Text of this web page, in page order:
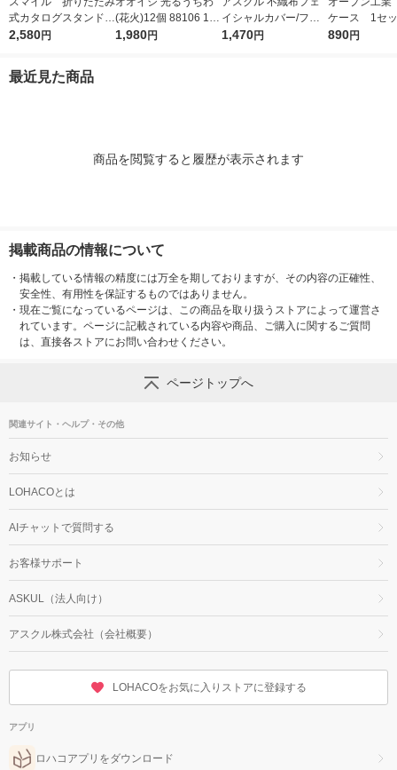
式カタログスタンド
組立式 A4三折 1セ
2,580円
(花火)12個 88106 1袋
(12個入)
1,980円
イシャルカバー/フェ
イスカバー オリジナ
1,470円
ケース 1セ
種9本入）
890円
最近見た商品
商品を閲覧すると履歴が表示されます
掲載商品の情報について
・ 掲載している情報の精度には万全を期しておりますが、その内容の正確性、
安全性、有用性を保証するものではありません。
・ 現在ご覧になっているページは、この商品を取り扱うストアによって運営さ
れています。ページに記載されている内容や商品、ご購入に関するご質問
は、直接各ストアにお問い合わせください。
ページトップへ
関連サイト・ヘルプ・その他
お知らせ
LOHACOとは
AIチャットで質問する
お客様サポート
ASKUL（法人向け）
アスクル株式会社（会社概要）
LOHACOをお気に入りストアに登録する
アプリ
ロハコアプリをダウンロード